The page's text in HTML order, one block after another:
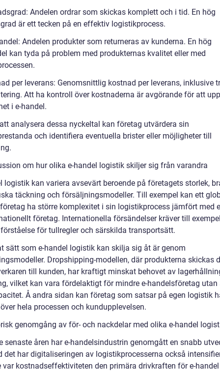
Andelen ordrar som skickas komplett och i tid. En hög
är ett tecken på en effektiv logistikprocess.
Andelen produkter som returneras av kunderna. En hög
kan tyda på problem med produkternas kvalitet eller med
per leverans: Genomsnittlig kostnad per leverans, inklusive
Att ha kontroll över kostnaderna är avgörande för att
i e-handel.
analysera dessa nyckeltal kan företag utvärdera sin
och identifiera eventuella brister eller möjligheter till
om hur olika e-handel logistik skiljer sig från varandra
logistik kan variera avsevärt beroende på företagets storlek,
täckning och försäljningsmodeller. Till exempel kan ett
ha större komplexitet i sin logistikprocess jämfört med
företag. Internationella försändelser kräver till
för tullregler och särskilda transportsätt.
sätt som e-handel logistik kan skilja sig åt är genom
Dropshipping-modellen, där produkterna skickas
till kunden, har kraftigt minskat behovet av
vilket kan vara fördelaktigt för mindre e-handelsföretag utan
Å andra sidan kan företag som satsar på egen logistik
hela processen och kundupplevelsen.
genomgång av för- och nackdelar med olika e-handel
senaste åren har e-handelsindustrin genomgått en snabb
det har digitaliseringen av logistikprocesserna också
var kostnadseffektiviteten den primära drivkraften för e-